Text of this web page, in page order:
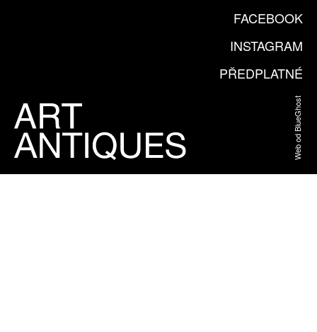
FACEBOOK
INSTAGRAM
PŘEDPLATNÉ
Web od BlueGhost